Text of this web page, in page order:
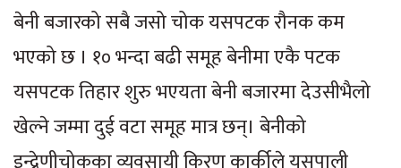
बेनी बजारको सबै जसो चोक यसपटक रौनक कम
भएको छ । १० भन्दा बढी समूह बेनीमा एकै पटक
यसपटक तिहार शुरु भएयता बेनी बजारमा देउसीभैलो
खेल्ने जम्मा दुई वटा समूह मात्र छन्। बेनीको